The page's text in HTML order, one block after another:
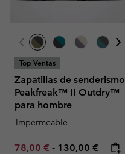
Top Ventas
Zapatillas de senderismo
Peakfreak™ II Outdry™
para hombre
Impermeable
Minimum sale price:
78,00 € - Maximum price:
130,00 €